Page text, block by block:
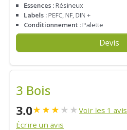
Essences :Résineux
Labels :PEFC, NF, DIN +
Conditionnement :Palette
Devis
3 Bois
3.0★★★★ ★ Voir les 1 avis
Écrire un avis